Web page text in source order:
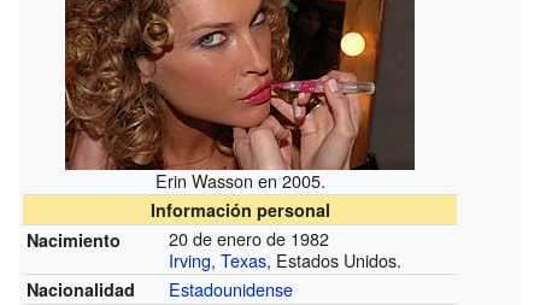
Erin Wasson en 2005.
Información personal
Nacimiento
20 de enero de 1982
Irving, Texas, Estados Unidos.
Nacionalidad Estadounidense